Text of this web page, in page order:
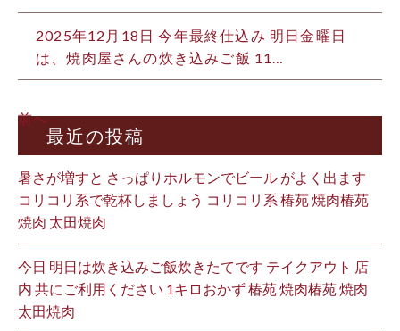
2025年12月18日 今年最終仕込み 明日金曜日
は、焼肉屋さんの炊き込みご飯 11…
前へ
最近の投稿
暑さが増すと さっぱりホルモンでビール がよく出ます
コリコリ系で乾杯しましょう コリコリ系 椿苑 焼肉椿苑
焼肉 太田焼肉
今日 明日は炊き込みご飯炊きたてです テイクアウト 店
内 共にご利用ください 1キロおかず 椿苑 焼肉椿苑 焼肉
太田焼肉